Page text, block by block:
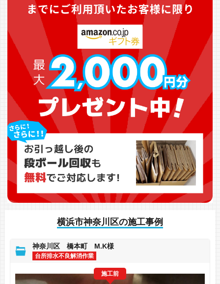
横浜市神奈川区の施工事例
神奈川区 橋本町 M.K様
台所排水不良解消作業
施工前